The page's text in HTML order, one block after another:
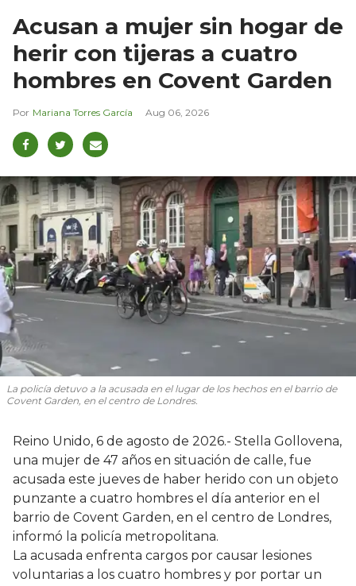
Acusan a mujer sin hogar de
herir con tijeras a cuatro
hombres en Covent Garden
Mariana Torres García Aug 06, 2026
La policía detuvo a la acusada en el lugar de los hechos en el barrio de
Covent Garden, en el centro de Londres.
Reino Unido, 6 de agosto de 2026.- Stella Gollovena,
una mujer de 47 años en situación de calle, fue
acusada este jueves de haber herido con un objeto
punzante a cuatro hombres el día anterior en el
barrio de Covent Garden, en el centro de Londres,
informó la policía metropolitana.
La acusada enfrenta cargos por causar lesiones
voluntarias a los cuatro hombres y por portar un